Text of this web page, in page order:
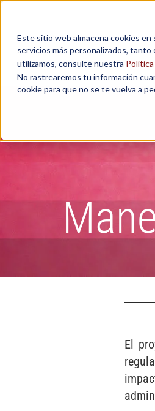
Este sitio web almacena cookies
servicios más personalizados,
utilizamos, consulte nuestra
No rastrearemos tu información
cookie para que no se te vuelva a
El